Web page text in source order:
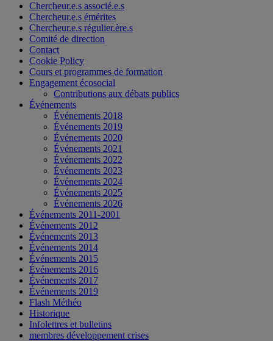
Chercheur.e.s associé.e.s
Chercheur.e.s émérites
Chercheur.e.s régulier.ère.s
Comité de direction
Contact
Cookie Policy
Cours et programmes de formation
Engagement écosocial
Contributions aux débats publics
Événements
Événements 2018
Événements 2019
Événements 2020
Événements 2021
Événements 2022
Événements 2023
Événements 2024
Événements 2025
Événements 2026
Événements 2011-2001
Événements 2012
Événements 2013
Événements 2014
Événements 2015
Événements 2016
Événements 2017
Événements 2019
Flash Méthéo
Historique
Infolettres et bulletins
membres développement crises